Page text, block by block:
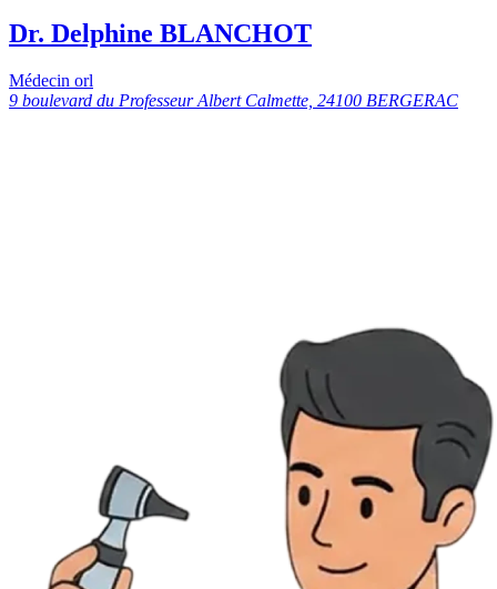
Dr. Delphine BLANCHOT
Médecin orl
9 boulevard du Professeur Albert Calmette, 24100 BERGERAC